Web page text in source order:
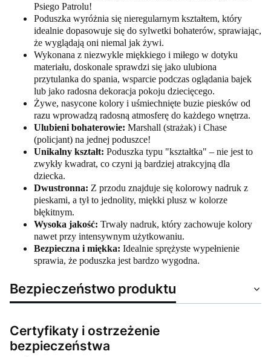
Psiego Patrolu!
Poduszka wyróżnia się nieregularnym kształtem, który
idealnie dopasowuje się do sylwetki bohaterów, sprawiając,
że wyglądają oni niemal jak żywi.
Wykonana z niezwykle miękkiego i miłego w dotyku
materiału, doskonale sprawdzi się jako ulubiona
przytulanka do spania, wsparcie podczas oglądania bajek
lub jako radosna dekoracja pokoju dziecięcego.
Żywe, nasycone kolory i uśmiechnięte buzie piesków od
razu wprowadzą radosną atmosferę do każdego wnętrza.
Ulubieni bohaterowie: Marshall (strażak) i Chase
(policjant) na jednej poduszce!
Unikalny kształt: Poduszka typu "kształtka" – nie jest to
zwykły kwadrat, co czyni ją bardziej atrakcyjną dla
dziecka.
Dwustronna: Z przodu znajduje się kolorowy nadruk z
pieskami, a tył to jednolity, miękki plusz w kolorze
błękitnym.
Wysoka jakość: Trwały nadruk, który zachowuje kolory
nawet przy intensywnym użytkowaniu.
Bezpieczna i miękka: Idealnie sprężyste wypełnienie
sprawia, że poduszka jest bardzo wygodna.
Bezpieczeństwo produktu
Certyfikaty i ostrzeżenie
bezpieczeństwa